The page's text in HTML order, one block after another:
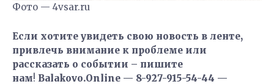
Фото — 4vsar.ru
Если хотите увидеть свою новость в ленте,
привлечь внимание к проблеме или
рассказать о событии – пишите
нам! Balakovo.Online — 8-927-915-54-44 —